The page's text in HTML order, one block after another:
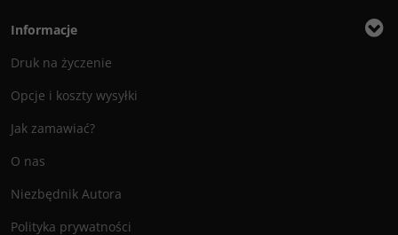
Informacje
Druk na życzenie
Opcje i koszty wysyłki
Jak zamawiać?
O nas
Niezbędnik Autora
Polityka prywatności